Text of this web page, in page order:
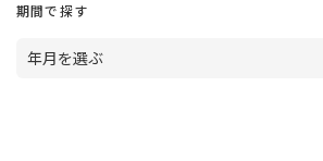
期間で探す
年月を選ぶ